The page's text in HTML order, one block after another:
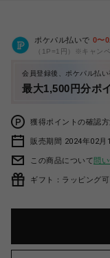
ポケパル払いで 0〜0
（1P=1円）※キャン
会員登録後、ポケパル払
最大1,500円分ポ
獲得ポイントの確認
販売期間 2024年02月
この商品について問
ギフト：ラッピング可